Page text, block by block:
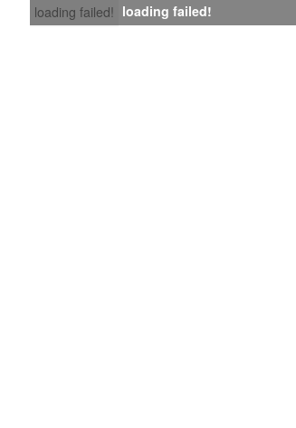
loading failed! loading failed!